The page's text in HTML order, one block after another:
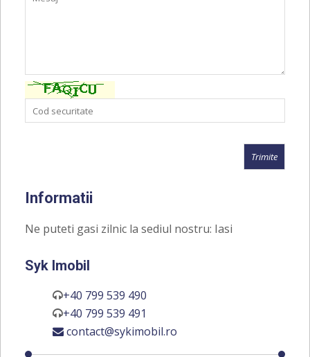
Informatii
Ne puteti gasi zilnic la sediul nostru: Iasi
Syk Imobil
+40 799 539 490
+40 799 539 491
contact@sykimobil.ro